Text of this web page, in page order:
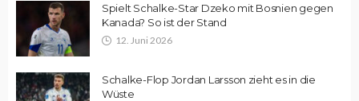
Spielt Schalke-Star Dzeko mit Bosnien gegen
Kanada? So ist der Stand
12. Juni 2026
Schalke-Flop Jordan Larsson zieht es in die
Wüste